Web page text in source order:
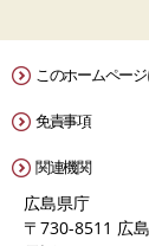
このホームペー
免責事項
関連機関
広島県庁
〒730-8511 広